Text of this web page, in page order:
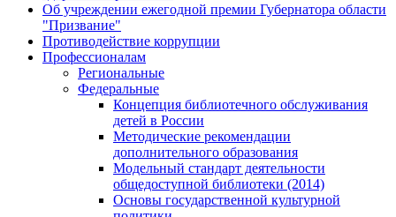
Об учреждении ежегодной премии Губернатора области
"Призвание"
Противодействие коррупции
Профессионалам
Региональные
Федеральные
Концепция библиотечного обслуживания
детей в России
Методические рекомендации
дополнительного образования
Модельный стандарт деятельности
общедоступной библиотеки (2014)
Основы государственной культурной